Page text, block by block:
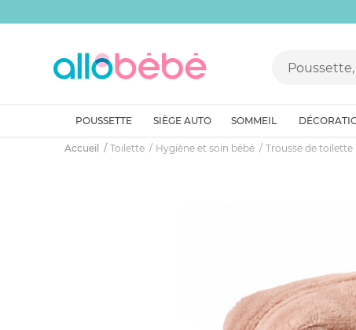
POUSSETTE SIÈGE AUTO SOMMEIL
Accueil Toilette Hygiène et soin bébé Trousse de toilette